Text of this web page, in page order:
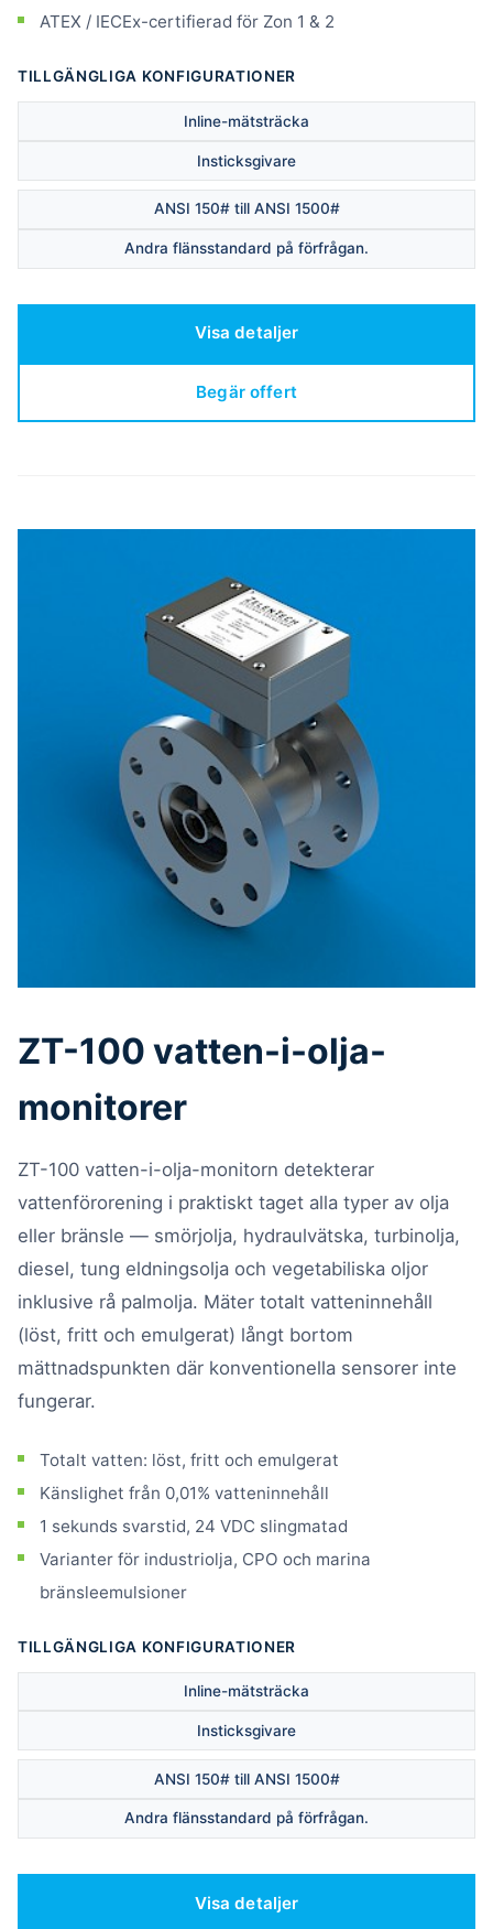
ATEX / IECEx-certifierad för Zon 1 & 2
TILLGÄNGLIGA KONFIGURATIONER
Inline-mätsträcka
Insticksgivare
ANSI 150# till ANSI 1500#
Andra flänsstandard på förfrågan.
Visa detaljer
Begär offert
ZT-100 vatten-i-olja-
monitorer
ZT-100 vatten-i-olja-monitorn detekterar
vattenförorening i praktiskt taget alla typer av olja
eller bränsle — smörjolja, hydraulvätska, turbinolja,
diesel, tung eldningsolja och vegetabiliska oljor
inklusive rå palmolja. Mäter totalt vatteninnehåll
(löst, fritt och emulgerat) långt bortom
mättnadspunkten där konventionella sensorer inte
fungerar.
Totalt vatten: löst, fritt och emulgerat
Känslighet från 0,01% vatteninnehåll
1 sekunds svarstid, 24 VDC slingmatad
Varianter för industriolja, CPO och marina
bränsleemulsioner
TILLGÄNGLIGA KONFIGURATIONER
Inline-mätsträcka
Insticksgivare
ANSI 150# till ANSI 1500#
Andra flänsstandard på förfrågan.
Visa detaljer